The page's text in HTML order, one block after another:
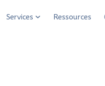
Services Ressources
pour plus de succès